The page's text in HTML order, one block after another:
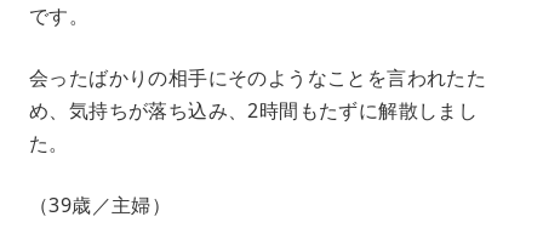
です。
会ったばかりの相手にそのようなことを言われたた
め、気持ちが落ち込み、2時間もたずに解散しまし
た。
（39歳／主婦）